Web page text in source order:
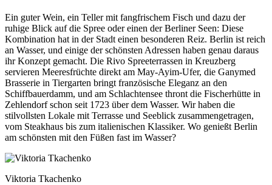
Ein guter Wein, ein Teller mit fangfrischem Fisch und dazu der
ruhige Blick auf die Spree oder einen der Berliner Seen: Diese
Kombination hat in der Stadt einen besonderen Reiz. Berlin ist reich
an Wasser, und einige der schönsten Adressen haben genau daraus
ihr Konzept gemacht. Die Rivo Spreeterrassen in Kreuzberg
servieren Meeresfrüchte direkt am May-Ayim-Ufer, die Ganymed
Brasserie in Tiergarten bringt französische Eleganz an den
Schiffbauerdamm, und am Schlachtensee thront die Fischerhütte in
Zehlendorf schon seit 1723 über dem Wasser. Wir haben die
stilvollsten Lokale mit Terrasse und Seeblick zusammengetragen,
vom Steakhaus bis zum italienischen Klassiker. Wo genießt Berlin
am schönsten mit den Füßen fast im Wasser?
Viktoria Tkachenko